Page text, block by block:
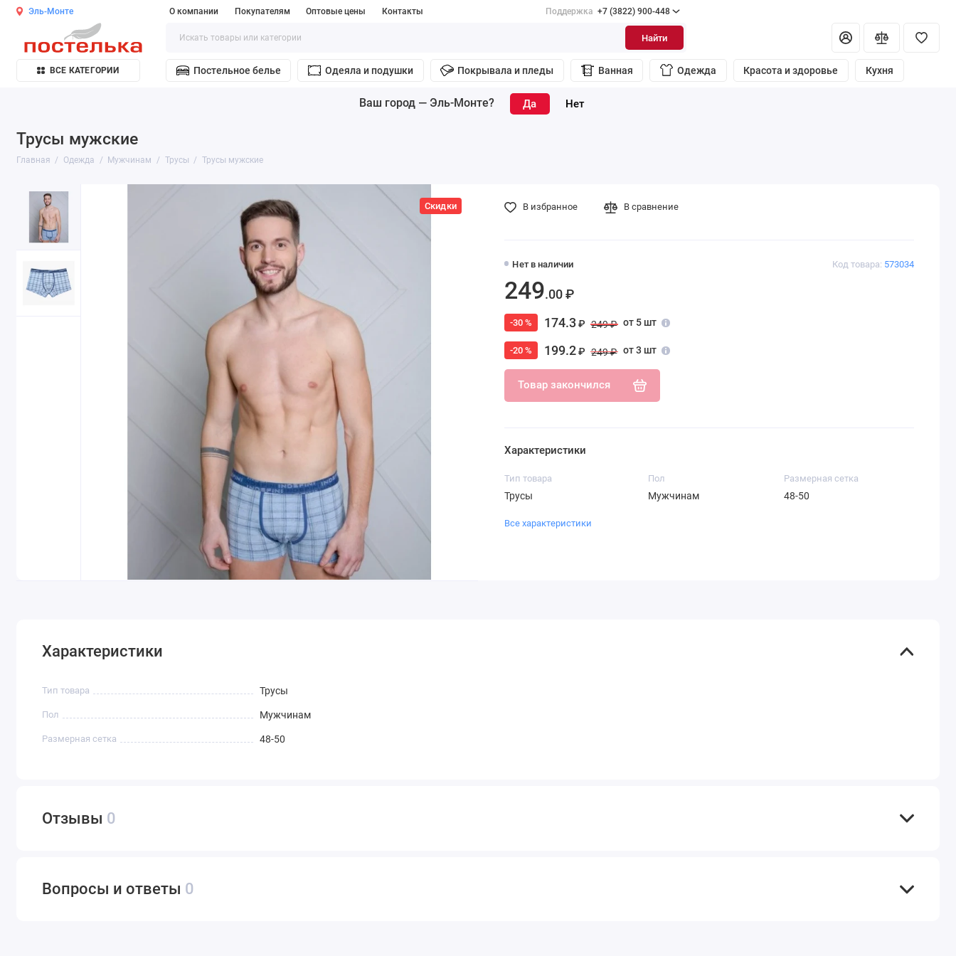
Эль-Монте О компании Покупателям Оптовые цены Контакты Поддержка +7 (3822) 900-448
Найти
ВСЕ КАТЕГОРИИ Постельное белье Одеяла и подушки Покрывала и пледы Ванная Одежда Красота и здоровье Кухня
Ваш город — Эль-Монте?
Трусы мужские
Главная Одежда Мужчинам Трусы Трусы мужские
Скидки
Код товара: 573034
Нет в наличии
249.00 ₽
-30 % 174.3₽ 249 ₽ от 5 шт
-20 % 199.2₽ 249 ₽ от 3 шт
Товар закончился
В избранное В сравнение
Характеристики
Тип товара
Трусы
Пол
Мужчинам
Размерная сетка
48-50
Все характеристики
Характеристики
Тип товара Трусы
Пол Мужчинам
Размерная сетка 48-50
Отзывы 0
Вопросы и ответы 0